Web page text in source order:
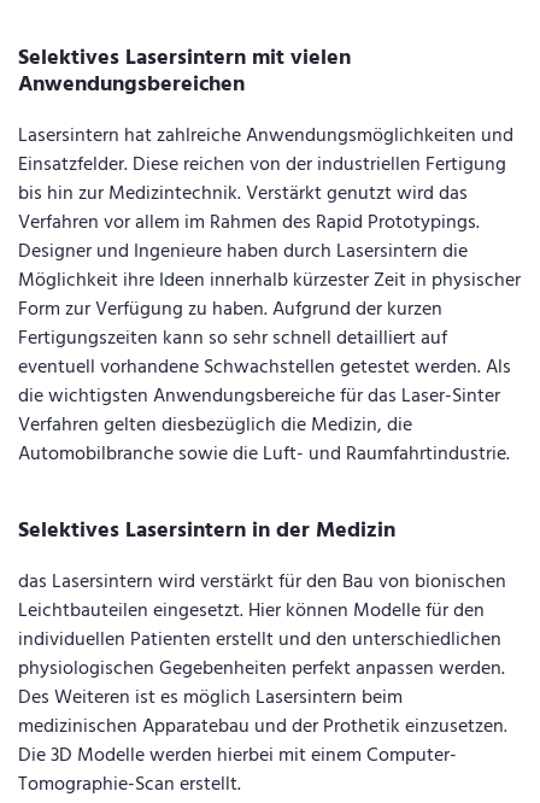
Selektives Lasersintern mit vielen
Anwendungsbereichen
Lasersintern hat zahlreiche Anwendungsmöglichkeiten und
Einsatzfelder. Diese reichen von der industriellen Fertigung
bis hin zur Medizintechnik. Verstärkt genutzt wird das
Verfahren vor allem im Rahmen des Rapid Prototypings.
Designer und Ingenieure haben durch Lasersintern die
Möglichkeit ihre Ideen innerhalb kürzester Zeit in physischer
Form zur Verfügung zu haben. Aufgrund der kurzen
Fertigungszeiten kann so sehr schnell detailliert auf
eventuell vorhandene Schwachstellen getestet werden. Als
die wichtigsten Anwendungsbereiche für das Laser-Sinter
Verfahren gelten diesbezüglich die Medizin, die
Automobilbranche sowie die Luft- und Raumfahrtindustrie.
Selektives Lasersintern in der Medizin
das Lasersintern wird verstärkt für den Bau von bionischen
Leichtbauteilen eingesetzt. Hier können Modelle für den
individuellen Patienten erstellt und den unterschiedlichen
physiologischen Gegebenheiten perfekt anpassen werden.
Des Weiteren ist es möglich Lasersintern beim
medizinischen Apparatebau und der Prothetik einzusetzen.
Die 3D Modelle werden hierbei mit einem Computer-
Tomographie-Scan erstellt.